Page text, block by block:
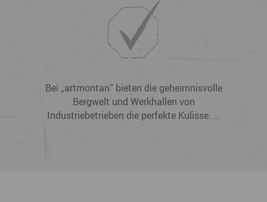
Bei „artmontan“ bieten die geheimnisvolle
Bergwelt und Werkhallen von
Industriebetrieben die perfekte Kulisse. …